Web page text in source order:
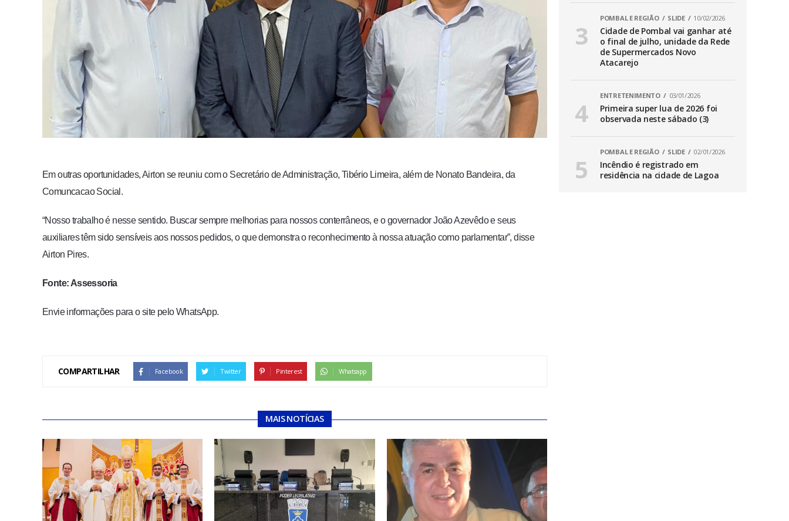
Em outras oportunidades, Airton se reuniu com o Secretário de Administração, Tibério Limeira, além de Nonato Bandeira, da
Comuncacao Social.
“Nosso trabalho é nesse sentido. Buscar sempre melhorias para nossos conterrâneos, e o governador João Azevêdo e seus
auxiliares têm sido sensíveis aos nossos pedidos, o que demonstra o reconhecimento à nossa atuação como parlamentar”, disse
Airton Pires.
Fonte: Assessoria
Envie informações para o site pelo WhatsApp.
COMPARTILHAR Facebook Twitter Pinterest Whatsapp
MAIS NOTÍCIAS
POMBAL E REGIÃO SLIDE 10/02/2026
Cidade de Pombal vai ganhar até
o final de julho, unidade da Rede
de Supermercados Novo
Atacarejo
ENTRETENIMENTO 03/01/2026
Primeira super lua de 2026 foi
observada neste sábado (3)
POMBAL E REGIÃO SLIDE 02/01/2026
Incêndio é registrado em
residência na cidade de Lagoa